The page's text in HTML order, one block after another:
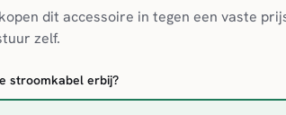
dit accessoire in tegen een vaste
zelf.
stroomkabel erbij?